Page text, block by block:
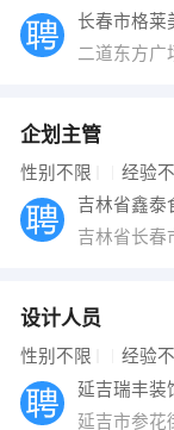
长春市格莱
二道东方广
企划主管
性别不限 经验
吉林省鑫泰
吉林省长春
设计人员
性别不限 经验
延吉瑞丰装
延吉市参花